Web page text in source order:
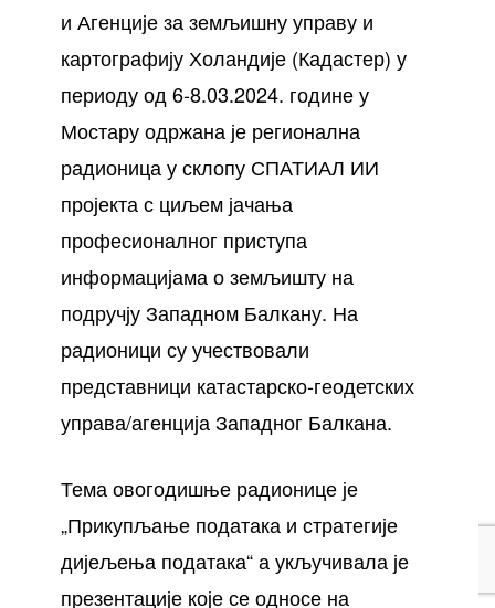
и Агенције за земљишну управу и
картографију Холандије (Кадастер) у
периоду од 6-8.03.2024. године у
Мостару одржана је регионална
радионица у склопу СПАТИАЛ ИИ
пројекта с циљем јачања
професионалног приступа
информацијама о земљишту на
подручју Западном Балкану. На
радионици су учествовали
представници катастарско-геодетских
управа/агенција Западног Балкана.
Тема овогодишње радионице је
„Прикупљање података и стратегије
дијељења података“ а укључивала је
презентације које се односе на